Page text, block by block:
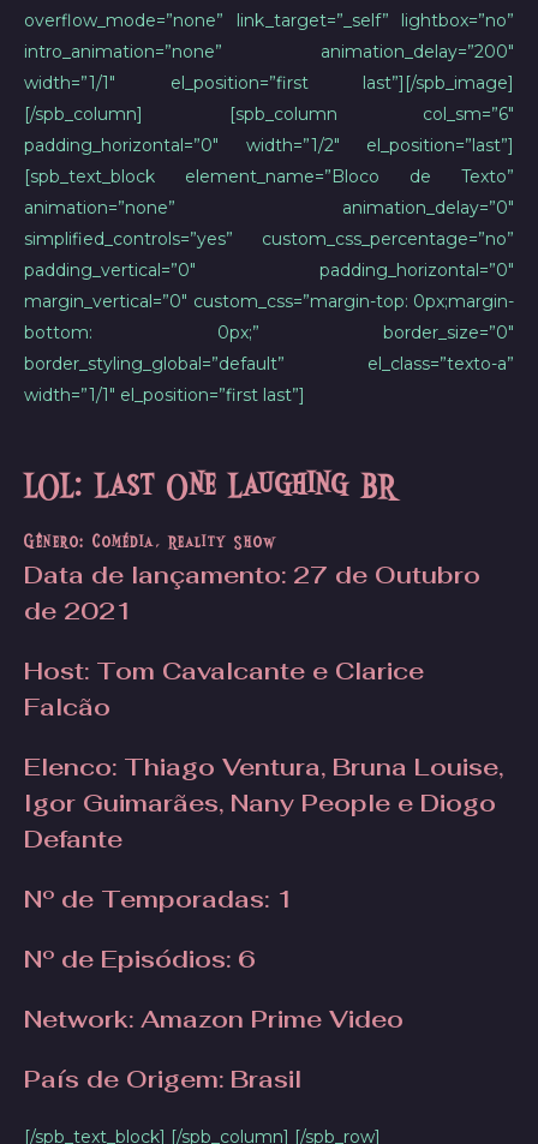
overflow_mode=”none” link_target=”_self” lightbox=”no”
intro_animation=”none” animation_delay=”200″
width=”1/1″ el_position=”first last”][/spb_image]
[/spb_column] [spb_column col_sm=”6″
padding_horizontal=”0″ width=”1/2″ el_position=”last”]
[spb_text_block element_name=”Bloco de Texto”
animation=”none” animation_delay=”0″
simplified_controls=”yes” custom_css_percentage=”no”
padding_vertical=”0″ padding_horizontal=”0″
margin_vertical=”0″ custom_css=”margin-top: 0px;margin-
bottom: 0px;” border_size=”0″
border_styling_global=”default” el_class=”texto-a”
width=”1/1″ el_position=”first last”]
LOL: Last One Laughing BR
Gênero: Comédia, Reality Show
Data de lançamento: 27 de Outubro
de 2021
Host: Tom Cavalcante e Clarice
Falcão
Elenco: Thiago Ventura, Bruna Louise,
Igor Guimarães, Nany People e Diogo
Defante
Nº de Temporadas: 1
Nº de Episódios: 6
Network: Amazon Prime Video
País de Origem: Brasil
[/spb_text_block] [/spb_column] [/spb_row]